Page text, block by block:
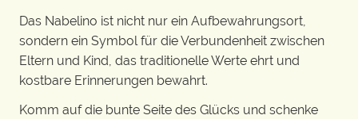
Das Nabelino ist nicht nur ein Aufbewahrungsort,
sondern ein Symbol für die Verbundenheit zwischen
Eltern und Kind, das traditionelle Werte ehrt und
kostbare Erinnerungen bewahrt.
Komm auf die bunte Seite des Glücks und schenke